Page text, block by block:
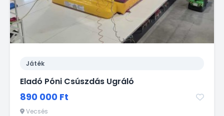
Játék
Eladó Póni Csúszdás Ugráló
890 000 Ft
Vecsés